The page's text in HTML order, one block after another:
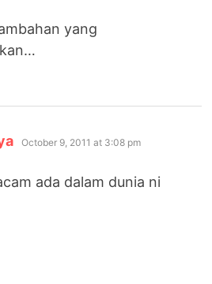
yang
says:
October 9, 2011 at 3:08 pm
ada dalam dunia ni